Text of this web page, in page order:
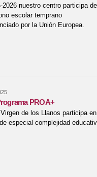
2026 nuestro centro participa
escolar temprano
por la Unión Europea.
PROA+
de los Llanos participa
especial complejidad